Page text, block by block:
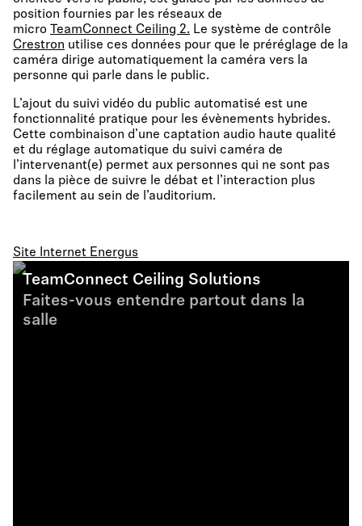
position fournies par les réseaux de
micro
TeamConnect Ceiling 2. Le système de contrôle
Crestron utilise ces données pour que le préréglage de la
caméra dirige automatiquement la caméra vers la
personne qui parle dans le public.
L’ajout du suivi vidéo du public automatisé est une
fonctionnalité pratique pour les évènements hybrides.
Cette combinaison d’une captation audio haute qualité
et du réglage automatique du suivi caméra de
l’intervenant(e) permet aux personnes qui ne sont pas
dans la pièce de suivre le débat et l’interaction plus
facilement au sein de l’auditorium.
Site Internet Energus
TeamConnect Ceiling Solutions
Faites-vous entendre partout dans la
salle